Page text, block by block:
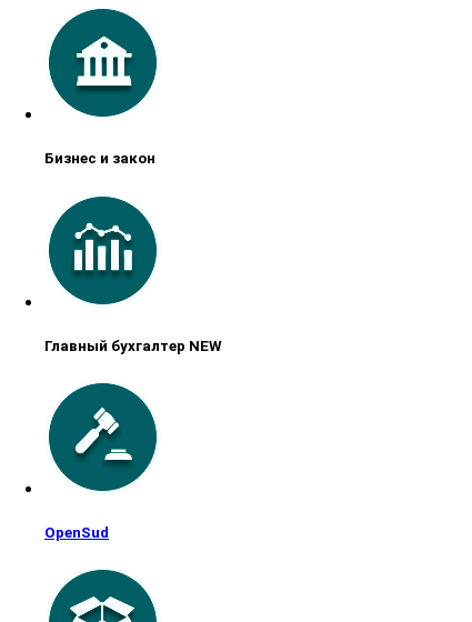
Бизнес и закон
Главный бухгалтер NEW
OpenSud